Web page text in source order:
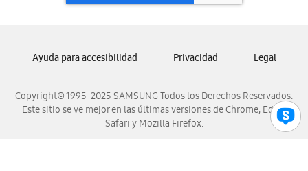
Samsung Panamá
Samsung Venezuela
Copyright© 1995-2025 SAMSUNG Todos los Derechos Reservados.
Este sitio se ve mejor en las últimas versiones de Chrome, Edge,
Safari y Mozilla Firefox.
Ayuda para accesibilidad Privacidad Legal